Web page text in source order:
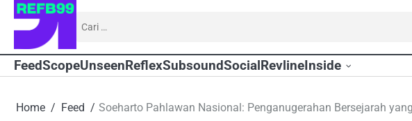
Skip
Cari
FeedScopeUnseenReflexSubsoundSocialRevlineInside
Home Feed Soeharto Pahlawan Nasional: Penganugerahan Bersejarah